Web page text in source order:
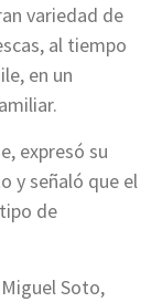
variedad de
al tiempo
en un
expresó su
y señaló que el
de
Soto,